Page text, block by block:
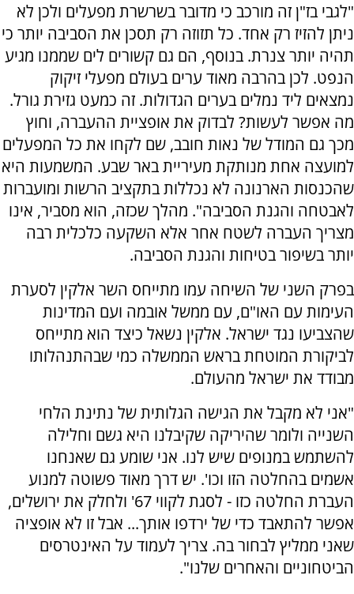
"לגבי בז"ן זה מורכב כי מדובר בשרשרת מפעלים ולכן לא
ניתן להזיז רק אחד. כל תזוזה רק תסכן את הסביבה יותר כי
תהיה יותר צנרת. בנוסף, הם גם קשורים לים שממנו מגיע
הנפט. לכן בהרבה מאוד ערים בעולם מפעלי זיקוק
נמצאים ליד נמלים בערים הגדולות. זה כמעט גזירת גורל.
מה אפשר לעשות? לבדוק את אופציית ההעברה, וחוץ
מכך גם המודל של נאות חובב, שם לקחו את כל המפעלים
למועצה אחת מנותקת מעיריית באר שבע. המשמעות היא
שהכנסות הארנונה לא נכללות בתקציב הרשות ומועברות
לאבטחה והגנת הסביבה". מהלך שכזה, הוא מסביר, אינו
מצריך העברה לשטח אחר אלא השקעה כלכלית רבה
יותר בשיפור בטיחות והגנת הסביבה.
בפרק השני של השיחה עמו מתייחס השר אלקין לסערת
העימות עם האו"ם, עם ממשל אובמה ועם המדינות
שהצביעו נגד ישראל. אלקין נשאל כיצד הוא מתייחס
לביקורת המוטחת בראש הממשלה כמי שבהתנהלותו
מבודד את ישראל מהעולם.
"אני לא מקבל את הגישה הגלותית של נתינת הלחי
השנייה ולומר שהיריקה שקיבלנו היא גשם וחלילה
להשתמש במנופים שיש לנו. אני שומע גם שאנחנו
אשמים בהחלטה הזו וכו'. יש דרך מאוד פשוטה למנוע
העברת החלטה כזו - לסגת לקווי 67' ולחלק את ירושלים,
אפשר להתאבד כדי של ירדפו אותך... אבל זו לא אופציה
שאני ממליץ לבחור בה. צריך לעמוד על האינטרסים
הביטחוניים והאחרים שלנו".